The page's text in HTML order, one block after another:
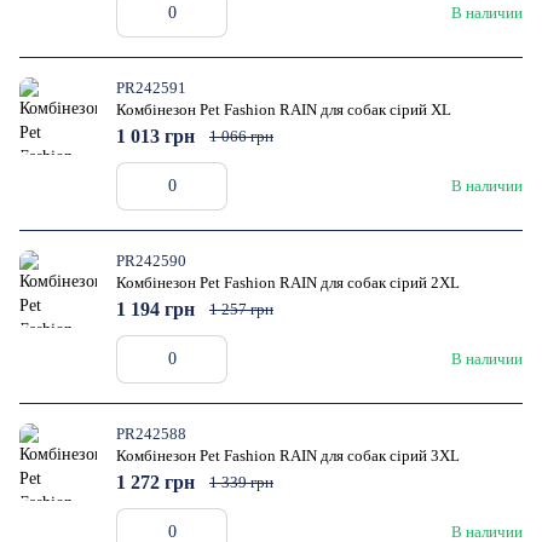
В наличии
PR242591
Комбінезон Pet Fashion RAIN для собак сірий XL
В наличии
1 013 грн 1 066 грн
PR242590
Комбінезон Pet Fashion RAIN для собак сірий 2XL
В наличии
1 194 грн 1 257 грн
PR242588
Комбінезон Pet Fashion RAIN для собак сірий 3XL
В наличии
1 272 грн 1 339 грн